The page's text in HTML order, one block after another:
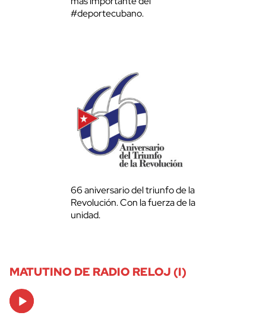
#deportecubano.
66 aniversario del triunfo de la
Revolución. Con la fuerza de la
unidad.
MATUTINO DE RADIO RELOJ (I)
Audio
Player